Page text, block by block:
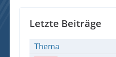
Letzte Beiträge
Thema